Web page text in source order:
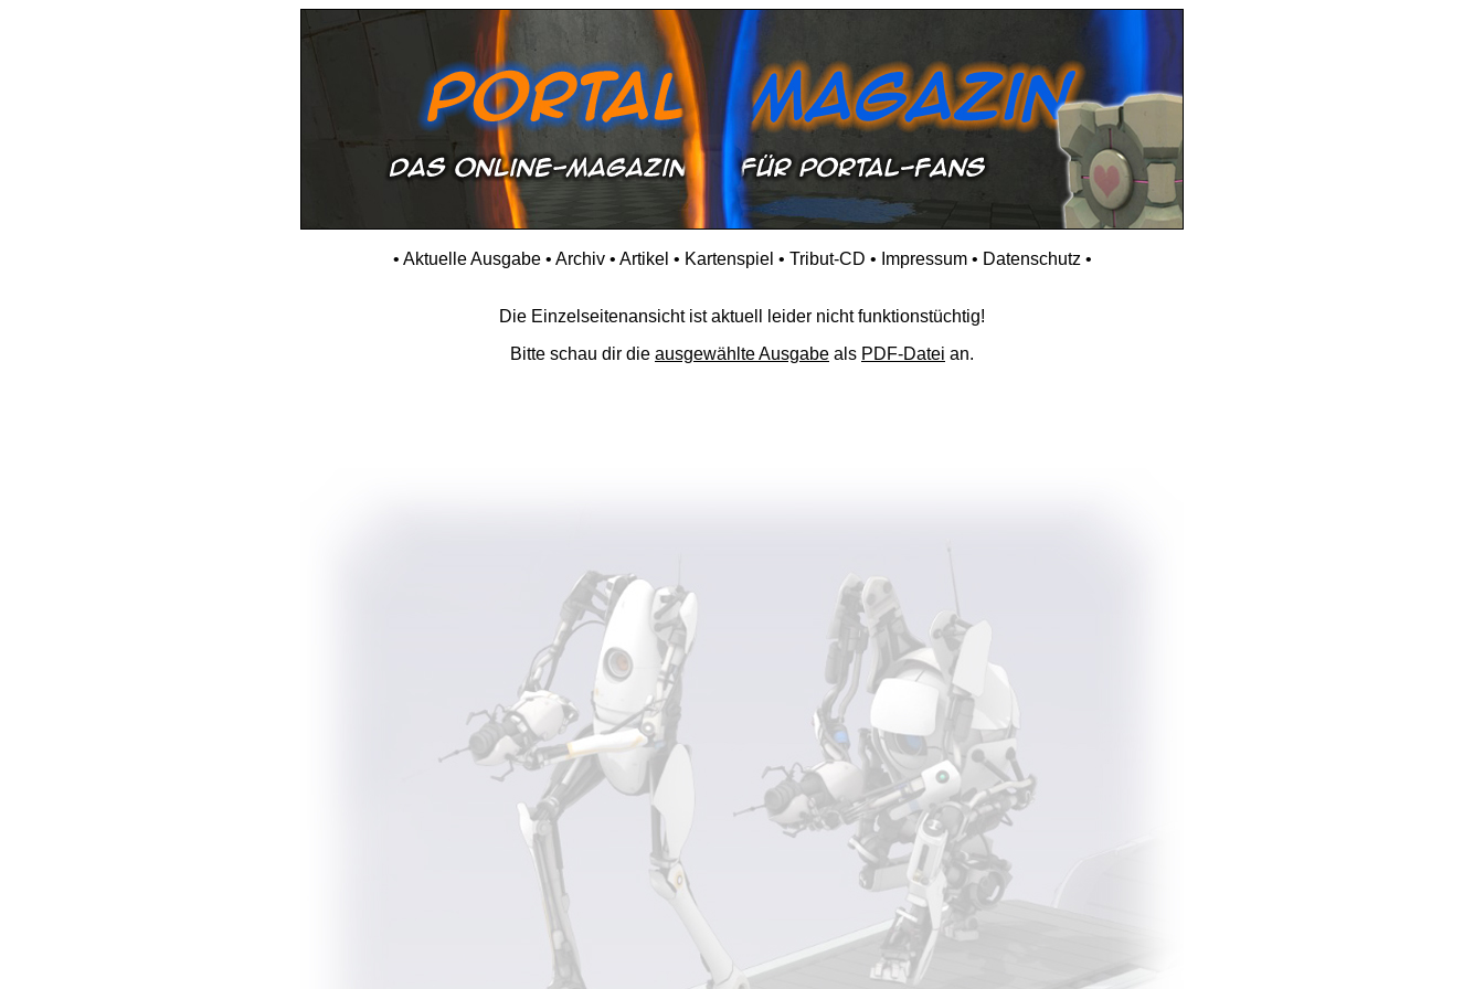
• Aktuelle Ausgabe• Archiv• Artikel • Kartenspiel • Tribut-CD • Impressum• Datenschutz •
Die Einzelseitenansicht ist aktuell leider nicht funktionstüchtig!
Bitte schau dir die ausgewählte Ausgabe als PDF-Datei an.